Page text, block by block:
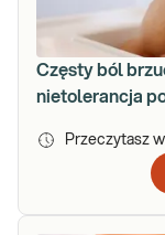
Częsty ból
nietolerancja
Przeczytasz w